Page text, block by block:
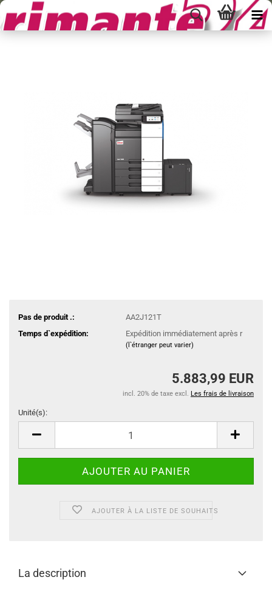
Pas de produit .:
AA2J121T
Temps d`expédition:
Expédition immédiatement après r
(l`étranger peut varier)
5.883,99 EUR
incl. 20% de taxe excl. Les frais de livraison
Unité(s):
AJOUTER À LA LISTE DE SOUHAITS
La description